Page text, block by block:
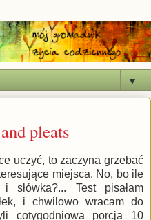
▼
pleats
uczyć, to zaczyna grzebać
miejsca. No, bo ile
słówka?... Test pisałam
i chwilowo wracam do
cotygodniowa porcja 10